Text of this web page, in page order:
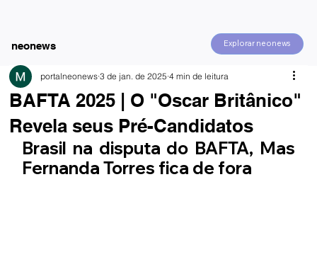
Explorar neonews
neonews
BAFTA 2025 | O "Oscar Britânico"
Revela seus Pré-Candidatos
portalneonews 3 de jan. de 2025 4 min de leitura
Brasil na disputa do BAFTA, Mas
Fernanda Torres fica de fora